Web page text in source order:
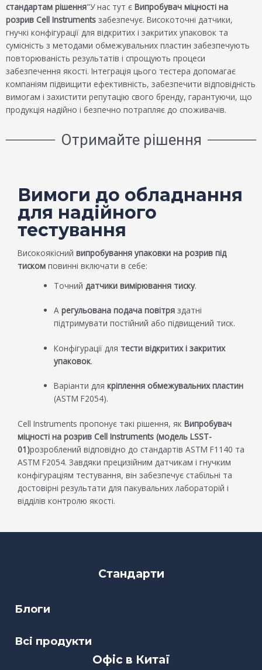
стандартам рішення"У нас тут є Випробувач міцності на
розрив Cell Instruments забезпечує. Високоточні датчики,
гнучкі конфігурації для відкритих і закритих упаковок та
сумісність з методами обмежувальних пластин забезпечують
повторюваність результатів і спрощують процеси
забезпечення якості. Інтеграція цього тестера допомагає
компаніям підвищити ефективність, забезпечити відповідність
вимогам і захистити репутацію свого бренду, гарантуючи, що
продукція надійно і безпечно потрапляє до споживачів.
Отримайте рішення
Вимоги до обладнання
для надійного
тестування
Високоякісний випробування упаковки на розрив під
тиском повинні включати в себе:
Точний датчики вимірювання тиску.
А регульована подача повітряздатні
підтримувати постійний або підвищений тиск.
Конфігурації для тести відкритих і закритих
упаковок.
Варіанти для кріплення обмежувальних пластин
(ASTM F2054).
Cell Instruments пропонує такі рішення, як Випробувач
міцності на розрив Cell Instruments (модель LSST-
01)розроблений відповідно до стандартів ASTM F1140 та
ASTM F2054. Завдяки прецизійним датчикам і гнучким
конфігураціям тестування, він забезпечує стабільні та
достовірні результати для пакувальних лабораторій і
відділів контролю якості.
Стандарти
Блоги
Всі продукти
Офіс в Китаї